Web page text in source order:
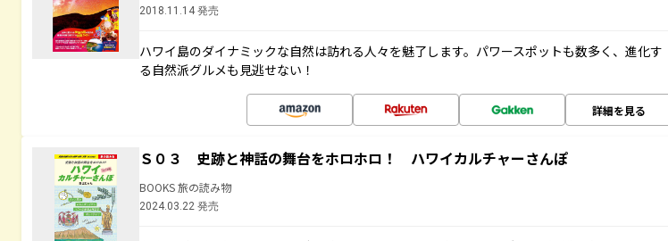
2018.11.14 発売
ハワイ島のダイナミックな自然は訪れる人々を魅了します。パワースポットも数多く、進化す
る自然派グルメも見逃せない！
詳細を見る
Ｓ０３ 史跡と神話の舞台をホロホロ！ ハワイカルチャーさんぽ
BOOKS 旅の読み物
2024.03.22 発売